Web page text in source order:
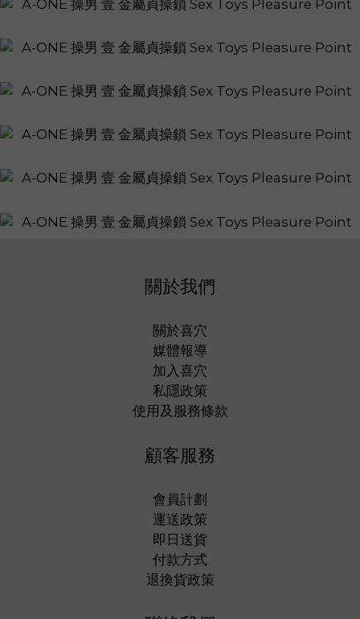
關於我們
關於喜穴
媒體報導
加入喜穴
私隱政策
使用及服務條款
顧客服務
會員計劃
運送政策
即日送貨
付款方式
退換貨政策